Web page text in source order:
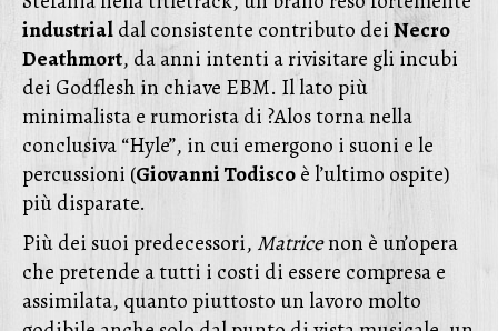
industrialdal consistente contributo deiNecro
Deathmort, da anni intenti a rivisitare gli incubi
dei Godflesh in chiave EBM. Il lato più
minimalista e rumorista di ?Alos torna nella
conclusiva “Hyle”, in cui emergono i suoni e le
percussioni (Giovanni Todiscoè l’ultimo ospite)
più disparate.
Più dei suoi predecessori, Matricenon è un’opera
che pretende a tutti i costi di essere compresa e
assimilata, quanto piuttosto un lavoro molto